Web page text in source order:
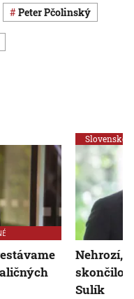
Peter Pčolinský
Slovensko
Nehrozí,
skončilo
Sulík